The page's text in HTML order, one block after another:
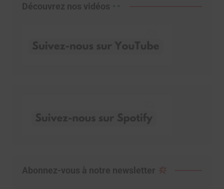
Découvrez nos vidéos
Abonnez-vous à notre newsletter